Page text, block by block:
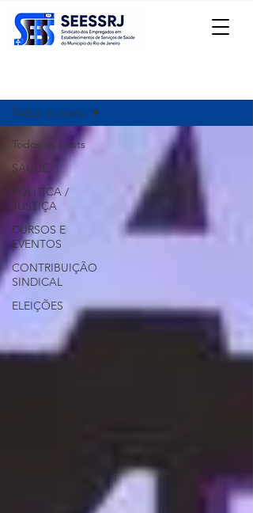
Todos os posts
SAÚDE
POLITICA /
JUSTIÇA
CURSOS E
EVENTOS
CONTRIBUIÇÃO
SINDICAL
ELEIÇÕES
Todos os posts